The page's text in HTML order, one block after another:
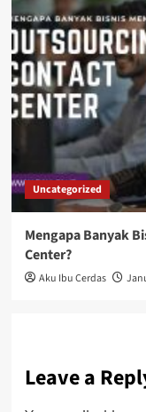
Uncategorized
Mengapa Banyak
Center?
Aku Ibu Cerdas
Leave a